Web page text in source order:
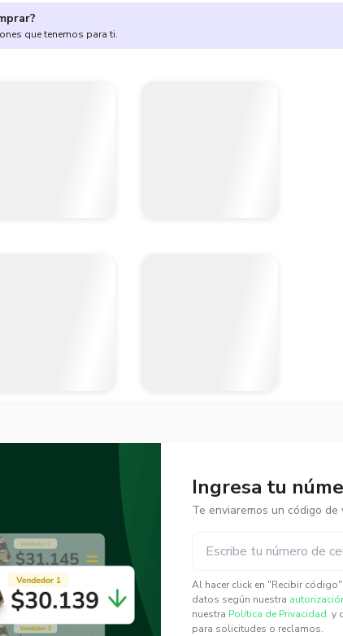
que tenemos para ti.
Ingresa tu
Te enviaremos un código de
Al hacer click en "Recibir
datos según nuestra
nuestra Política de Privacidad. y
para solicitudes o reclamos.